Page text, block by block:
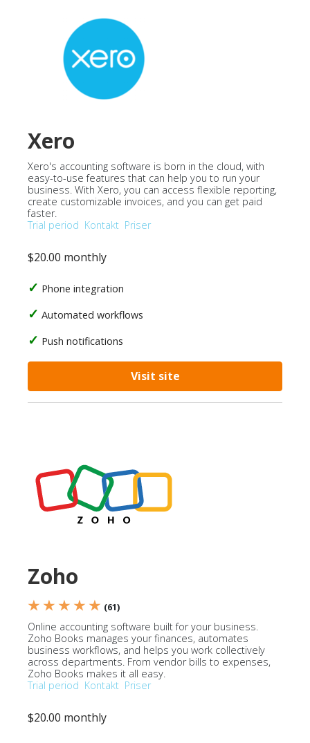
Xero
Xero's accounting software is born in the cloud, with
easy-to-use features that can help you to run your
business. With Xero, you can access flexible reporting,
create customizable invoices, and you can get paid
faster.
Trial period Kontakt Priser
$20.00 monthly
Phone integration
Automated workflows
Push notifications
Visit site
Zoho
★ ★ ★ ★ ★ (61)
Online accounting software built for your business.
Zoho Books manages your finances, automates
business workflows, and helps you work collectively
across departments. From vendor bills to expenses,
Zoho Books makes it all easy.
Trial period Kontakt Priser
$20.00 monthly